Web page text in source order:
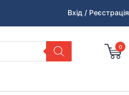
Вхід / Реєстрація
0